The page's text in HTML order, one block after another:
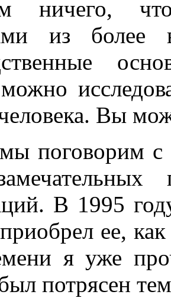
ничего,
из
Вы
поговорим
В 1995
ее,
я уже
потрясен